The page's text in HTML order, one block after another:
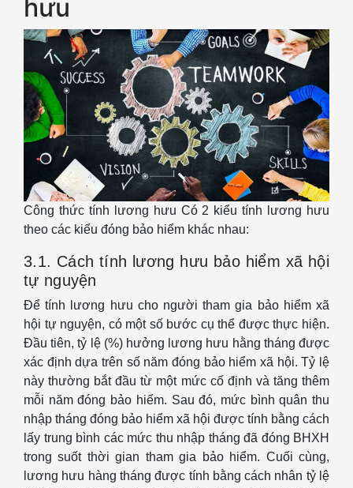
hưu
Công thức tính lương hưu Có 2 kiểu tính lương hưu
theo các kiểu đóng bảo hiểm khác nhau:
3.1. Cách tính lương hưu bảo hiểm xã hội
tự nguyện
Để tính lương hưu cho người tham gia bảo hiểm xã
hội tự nguyện, có một số bước cụ thể được thực hiện.
Đầu tiên, tỷ lệ (%) hưởng lương hưu hằng tháng được
xác định dựa trên số năm đóng bảo hiểm xã hội. Tỷ lệ
này thường bắt đầu từ một mức cố định và tăng thêm
mỗi năm đóng bảo hiểm. Sau đó, mức bình quân thu
nhập tháng đóng bảo hiểm xã hội được tính bằng cách
lấy trung bình các mức thu nhập tháng đã đóng BHXH
trong suốt thời gian tham gia bảo hiểm. Cuối cùng,
lương hưu hàng tháng được tính bằng cách nhân tỷ lệ